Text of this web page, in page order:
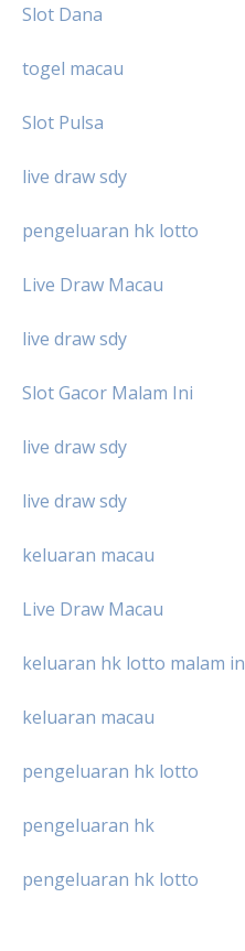
Slot Dana
togel macau
Slot Pulsa
live draw sdy
pengeluaran hk lotto
Live Draw Macau
live draw sdy
Slot Gacor Malam Ini
live draw sdy
live draw sdy
keluaran macau
Live Draw Macau
keluaran hk lotto malam
keluaran macau
pengeluaran hk lotto
pengeluaran hk
pengeluaran hk lotto